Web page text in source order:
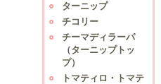
ターニップ
チコリー
チーマディラーパ
（ターニップトッ
プ）
トマティロ・トマテ